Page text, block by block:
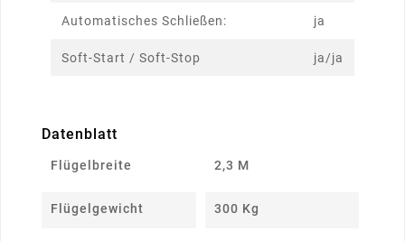
Automatisches Schließen: ja
Soft-Start / Soft-Stop ja/ja
Datenblatt
Flügelbreite 2,3 M
Flügelgewicht 300 Kg